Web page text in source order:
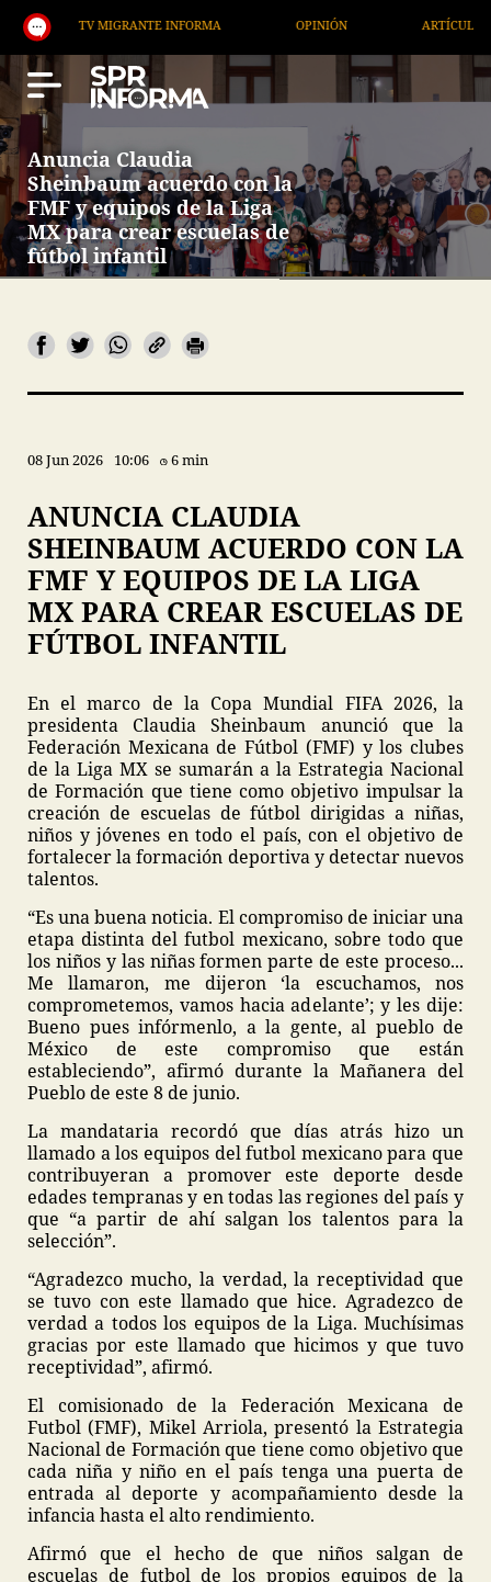
TV MIGRANTE INFORMA OPINIÓN ARTÍCULOS
Anuncia Claudia
Sheinbaum acuerdo con la
FMF y equipos de la Liga
MX para crear escuelas de
fútbol infantil
08 Jun 2026 10:06 6 min
ANUNCIA CLAUDIA
SHEINBAUM ACUERDO CON LA
FMF Y EQUIPOS DE LA LIGA
MX PARA CREAR ESCUELAS DE
FÚTBOL INFANTIL
En el marco de la Copa Mundial FIFA 2026, la
presidenta Claudia Sheinbaum anunció que la
Federación Mexicana de Fútbol (FMF) y los clubes
de la Liga MX se sumarán a la Estrategia Nacional
de Formación que tiene como objetivo impulsar la
creación de escuelas de fútbol dirigidas a niñas,
niños y jóvenes en todo el país, con el objetivo de
fortalecer la formación deportiva y detectar nuevos
talentos.
“Es una buena noticia. El compromiso de iniciar una
etapa distinta del futbol mexicano, sobre todo que
los niños y las niñas formen parte de este proceso...
Me llamaron, me dijeron ‘la escuchamos, nos
comprometemos, vamos hacia adelante’; y les dije:
Bueno pues infórmenlo, a la gente, al pueblo de
México de este compromiso que están
estableciendo”, afirmó durante la Mañanera del
Pueblo de este 8 de junio.
La mandataria recordó que días atrás hizo un
llamado a los equipos del futbol mexicano para que
contribuyeran a promover este deporte desde
edades tempranas y en todas las regiones del país y
que “a partir de ahí salgan los talentos para la
selección”.
“Agradezco mucho, la verdad, la receptividad que
se tuvo con este llamado que hice. Agradezco de
verdad a todos los equipos de la Liga. Muchísimas
gracias por este llamado que hicimos y que tuvo
receptividad”, afirmó.
El comisionado de la Federación Mexicana de
Futbol (FMF), Mikel Arriola, presentó la Estrategia
Nacional de Formación que tiene como objetivo que
cada niña y niño en el país tenga una puerta de
entrada al deporte y acompañamiento desde la
infancia hasta el alto rendimiento.
Afirmó que el hecho de que niños salgan de
escuelas de futbol de los propios equipos de la